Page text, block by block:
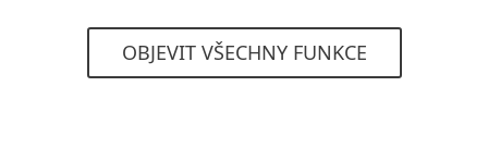
OBJEVIT VŠECHNY FUNKCE